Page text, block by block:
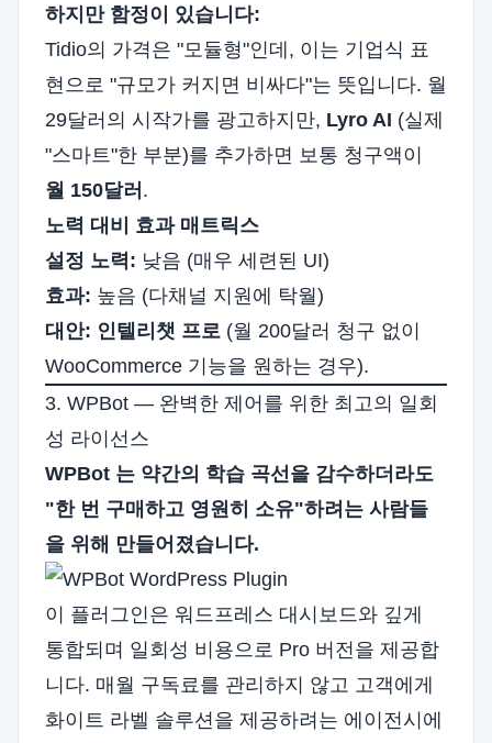
하지만 함정이 있습니다:
Tidio의 가격은 "모듈형"인데, 이는 기업식 표
현으로 "규모가 커지면 비싸다"는 뜻입니다. 월
29달러의 시작가를 광고하지만, Lyro AI (실제
"스마트"한 부분)를 추가하면 보통 청구액이
월 150달러 .
노력 대비 효과 매트릭스
설정 노력: 낮음 (매우 세련된 UI)
효과: 높음 (다채널 지원에 탁월)
대안: 인텔리챗 프로 (월 200달러 청구 없이
WooCommerce 기능을 원하는 경우).
3. WPBot — 완벽한 제어를 위한 최고의 일회
성 라이선스
WPBot 는 약간의 학습 곡선을 감수하더라도
"한 번 구매하고 영원히 소유"하려는 사람들
을 위해 만들어졌습니다.
이 플러그인은 워드프레스 대시보드와 깊게
통합되며 일회성 비용으로 Pro 버전을 제공합
니다. 매월 구독료를 관리하지 않고 고객에게
화이트 라벨 솔루션을 제공하려는 에이전시에